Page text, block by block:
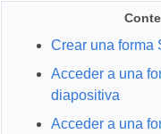
Crear una forma
Acceder a una
diapositiva
Acceder a una